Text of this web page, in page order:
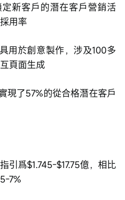
新客戶的潛在客戶營銷活
用率
用於創意製作，涉及100多
頁面生成
現了57%的從合格潛在客戶
引爲$1.745-$17.75億，相比
7%